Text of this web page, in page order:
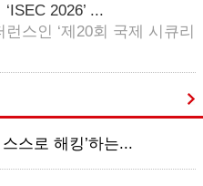
2026’ ...
스인 ‘제20회 국제 시큐리
스로 해킹’하는...